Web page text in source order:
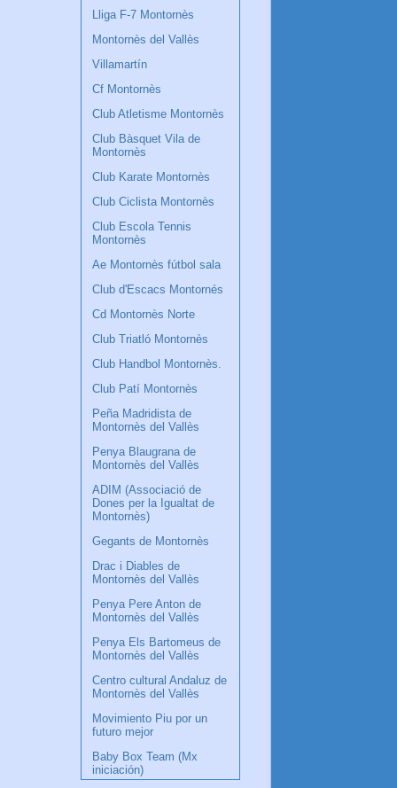
Lliga F-7 Montornès
Montornès del Vallès
Villamartín
Cf Montornès
Club Atletisme Montornès
Club Bàsquet Vila de
Montornès
Club Karate Montornès
Club Ciclista Montornès
Club Escola Tennis
Montornès
Ae Montornès fútbol sala
Club d'Escacs Montornés
Cd Montornès Norte
Club Triatló Montornès
Club Handbol Montornès.
Club Patí Montornès
Peña Madridista de
Montornès del Vallès
Penya Blaugrana de
Montornès del Vallès
ADIM (Associació de
Dones per la Igualtat de
Montornès)
Gegants de Montornès
Drac i Diables de
Montornès del Vallès
Penya Pere Anton de
Montornès del Vallès
Penya Els Bartomeus de
Montornès del Vallès
Centro cultural Andaluz de
Montornès del Vallès
Movimiento Piu por un
futuro mejor
Baby Box Team (Mx
iniciación)